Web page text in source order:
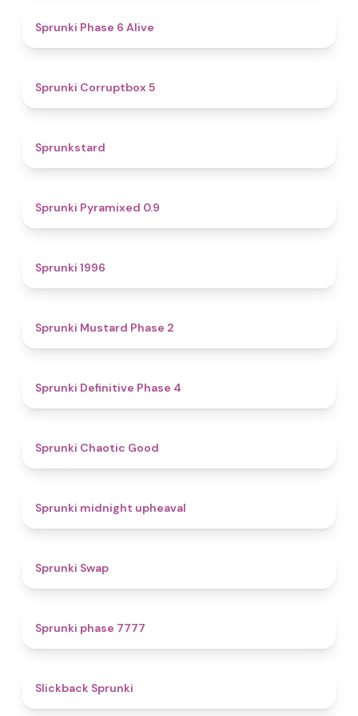
Sprunki Phase 6 Alive
Sprunki Corruptbox 5
Sprunkstard
Sprunki Pyramixed 0.9
Sprunki 1996
Sprunki Mustard Phase 2
Sprunki Definitive Phase 4
Sprunki Chaotic Good
Sprunki midnight upheaval
Sprunki Swap
Sprunki phase 7777
Slickback Sprunki